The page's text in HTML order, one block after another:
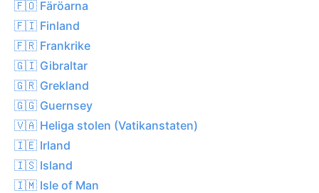
🇫🇴 Färöarna
🇫🇮 Finland
🇫🇷 Frankrike
🇬🇮 Gibraltar
🇬🇷 Grekland
🇬🇬 Guernsey
🇻🇦 Heliga stolen (Vatikanstaten)
🇮🇪 Irland
🇮🇸 Island
🇮🇲 Isle of Man